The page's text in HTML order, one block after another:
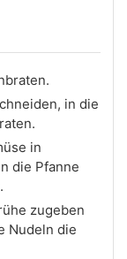
in die
in
die Pfanne
zugeben
Nudeln die